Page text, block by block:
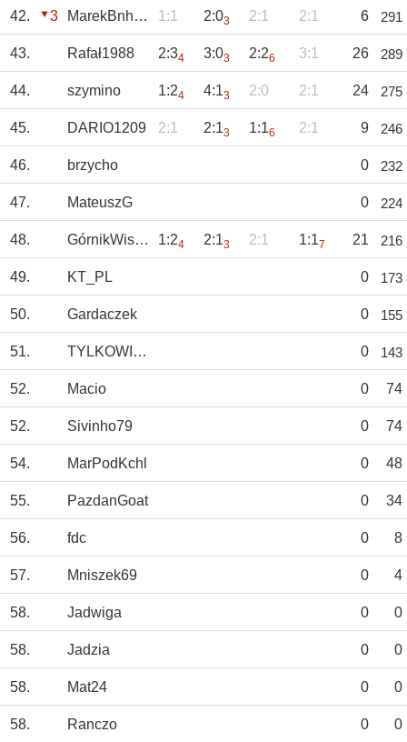
42. 3 MarekBnh85 1:1 2:03 2:1 2:1 6 291
43. Rafał1988 2:34 3:03 2:26 3:1 26 289
44. szymino 1:24 4:13 2:0 2:1 24 275
45. DARIO1209 2:1 2:13 1:16 2:1 9 246
46. brzycho 0 232
47. MateuszG 0 224
48. GórnikWisłoka 1:24 2:13 2:1 1:17 21 216
49. KT_PL 0 173
50. Gardaczek 0 155
51. TYLKOWISŁA_TS 0 143
52. Macio 0 74
52. Sivinho79 0 74
54. MarPodKchl 0 48
55. PazdanGoat 0 34
56. fdc 0 8
57. Mniszek69 0 4
58. Jadwiga 0 0
58. Jadzia 0 0
58. Mat24 0 0
58. Ranczo 0 0